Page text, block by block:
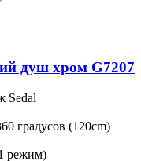
душ хром G7207
Sedal
градусов (120cm)
режим)